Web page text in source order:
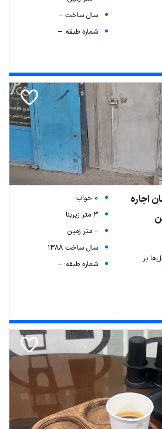
سال ساخت --
شماره طبقه: --
بر
0 خواب
3 متر زیربنا
-- متر زمین
سال ساخت 1388
شماره طبقه: --